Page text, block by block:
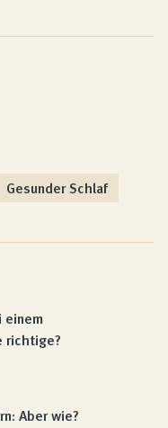
Gesunder Schlaf
richtige?
Aber wie?